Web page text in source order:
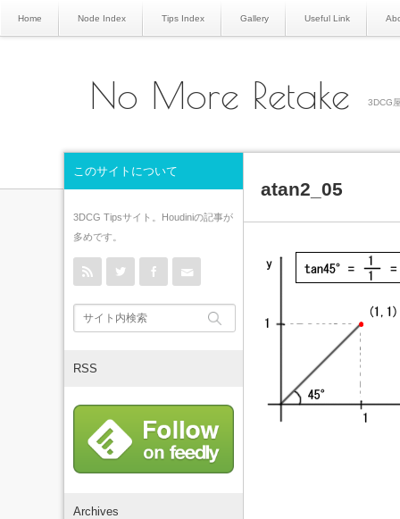
Home Node Index Tips Index Gallery Useful Link
No More Retake 3DCG
atan2_05
このサイトについて
3DCG Tipsサイト。Houdiniの記事が
多めです。
rss Twitter Facebook
RSS
Archives